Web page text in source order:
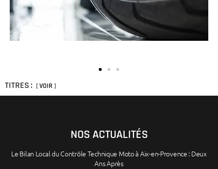
TITRES : VOIR
NOS ACTUALITÉS
Le Bilan Local du Contrôle Technique Moto à Aix-en-Provence : Deux
Ans Après